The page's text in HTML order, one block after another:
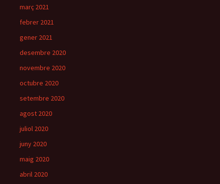
març 2021
febrer 2021
gener 2021
desembre 2020
novembre 2020
octubre 2020
setembre 2020
agost 2020
juliol 2020
juny 2020
maig 2020
abril 2020